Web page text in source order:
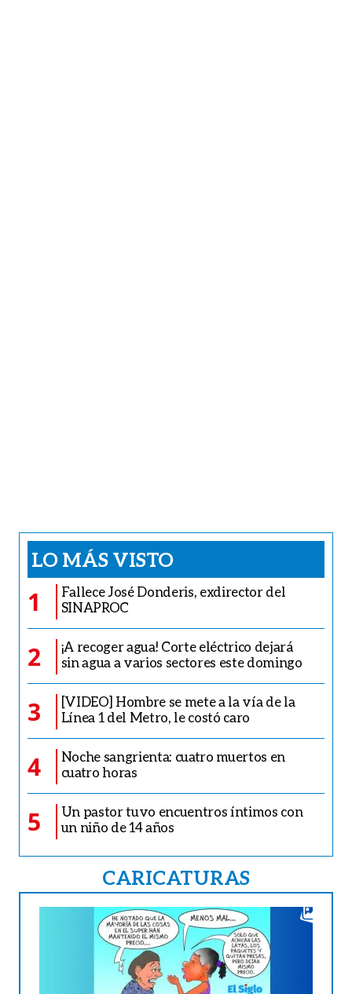
LO MÁS VISTO
1
Fallece José Donderis, exdirector del
SINAPROC
2
¡A recoger agua! Corte eléctrico dejará
sin agua a varios sectores este domingo
3
[VIDEO] Hombre se mete a la vía de la
Línea 1 del Metro, le costó caro
4
Noche sangrienta: cuatro muertos en
cuatro horas
5
Un pastor tuvo encuentros íntimos con
un niño de 14 años
CARICATURAS